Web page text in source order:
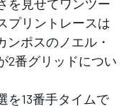
を見せてワンツー
プリントレースは
ンポスのノエル・
2番グリッドについ
13番手タイムで